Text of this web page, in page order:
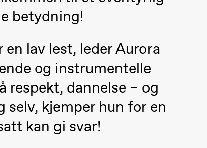
Box teater)
Roll and
betydning!
lav lest, leder Aurora
og instrumentelle
respekt, dannelse – og
selv, kjemper hun for en
kan gi svar!